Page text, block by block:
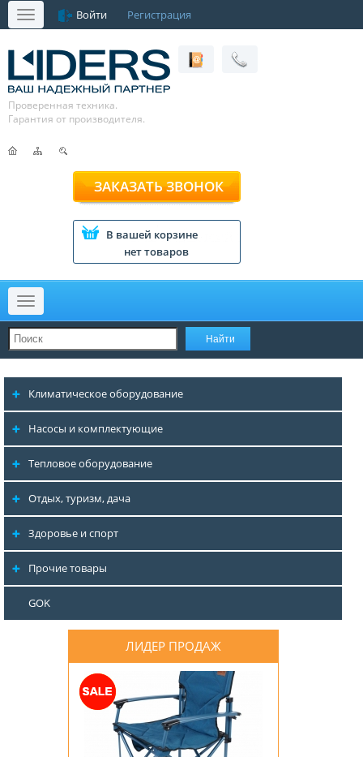
Меню Войти Регистрация
Проверенная техника.
Гарантия от производителя.
ЗАКАЗАТЬ ЗВОНОК
В вашей корзине
нет товаров
Меню
Климатическое оборудование
Насосы и комплектующие
Тепловое оборудование
Отдых, туризм, дача
Здоровье и спорт
Прочие товары
GOK
ЛИДЕР ПРОДАЖ